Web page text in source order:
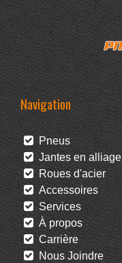
Navigation
Pneus
Jantes en alliage
Roues d'acier
Accessoires
Services
À propos
Carrière
Nous Joindre